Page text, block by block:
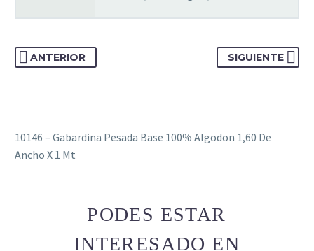
ANTERIOR SIGUIENTE
10146 – Gabardina Pesada Base 100% Algodon 1,60 De
Ancho X 1 Mt
PODES ESTAR
INTERESADO EN